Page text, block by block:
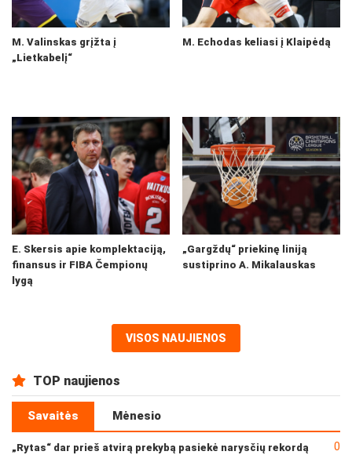
M. Valinskas grįžta į
„Lietkabelį“
M. Echodas keliasi į Klaipėdą
E. Skersis apie komplektaciją,
finansus ir FIBA Čempionų
lygą
„Gargždų“ priekinę liniją
sustiprino A. Mikalauskas
VISOS NAUJIENOS
TOP naujienos
Savaitės Mėnesio
„Rytas“ dar prieš atvirą prekybą pasiekė narysčių rekordą 0